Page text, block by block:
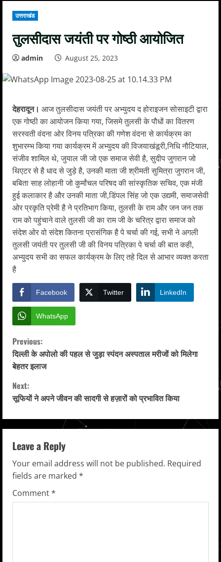
उत्तराखंड
तुलसीदास जयंती पर गोष्ठी आयोजित
admin August 25, 2023
देहरादून। आज तुलसीदास जयंती पर अभ्युदय द होराइजन सोसाइटी द्वारा
एक गोष्ठी का आयोजन किया गया, जिसमे तुलसी के पौधों का वितरण
सरस्वती वंदना ओर विनय पत्रिका की गणेश वंदना से कार्यक्रम का
शुभारम्भ किया गया कार्यक्रम में अभ्युदय की विजयाखंडूरी,निधि नौटियाल,
संजीव शामिल थे, जुयाल जी जो एक समाज सेवी है, सुदीप जुगरान जो
थिएटर से है धाद से जुड़े है, उनकी माता जी श्रीमती सुमित्रा जुगरान जी,
बबिता साह लोहानी जो कुर्मांचल परिषद की सांस्कृतिक सचिव, एक मंजी
हुई कलाकार है और उनकी माता जी,डिंपल सिंह जो एक उद्यमी, समाजसेवी
ओर प्रकृति प्रेमी है ने प्रतिभाग किया, तुलसी के राम और जन जन तक
राम को पहुंचाने वाले तुलसी जी का राम जी के चरित्र द्वारा समाज को
संदेश ओर वो संदेश कितना प्रासंगिक है पे चर्चा की गई, सभी ने अगली
तुलसी जयंती पर तुलसी जी की विनय पत्रिका पे चर्चा की बात कही,
अभ्युदय सभी का सफल कार्यक्रम के लिए तहे दिल से आभार व्यक्त करता
है
Facebook Twitter LinkedIn
WhatsApp
C
o
n
t
i
n
u
e
Previous:
दिल्ली के अपोलो की पहल से जुड़ा स्पंदन अस्पताल मरीजों को मिलेगा
बेहतर इलाज
Next:
सूफियों ने अपने जीवन की सादगी से हज़ारों को प्रभावित किया
Leave a Reply
Your email address will not be published. Required
fields are marked *
Comment*